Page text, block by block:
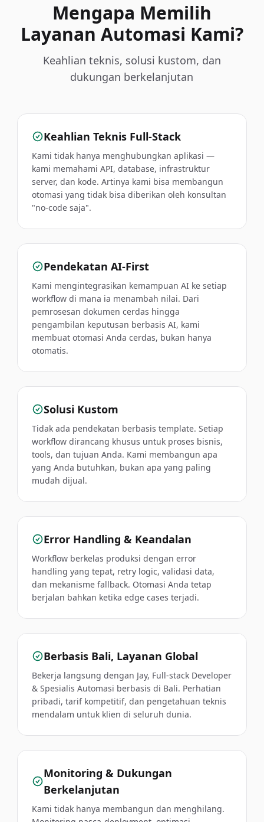
Mengapa Memilih
Layanan Automasi Kami?
Keahlian teknis, solusi kustom, dan
dukungan berkelanjutan
Keahlian Teknis Full-Stack
Kami tidak hanya menghubungkan aplikasi —
kami memahami API, database, infrastruktur
server, dan kode. Artinya kami bisa membangun
otomasi yang tidak bisa diberikan oleh konsultan
"no-code saja".
Pendekatan AI-First
Kami mengintegrasikan kemampuan AI ke setiap
workflow di mana ia menambah nilai. Dari
pemrosesan dokumen cerdas hingga
pengambilan keputusan berbasis AI, kami
membuat otomasi Anda cerdas, bukan hanya
otomatis.
Solusi Kustom
Tidak ada pendekatan berbasis template. Setiap
workflow dirancang khusus untuk proses bisnis,
tools, dan tujuan Anda. Kami membangun apa
yang Anda butuhkan, bukan apa yang paling
mudah dijual.
Error Handling & Keandalan
Workflow berkelas produksi dengan error
handling yang tepat, retry logic, validasi data,
dan mekanisme fallback. Otomasi Anda tetap
berjalan bahkan ketika edge cases terjadi.
Berbasis Bali, Layanan Global
Bekerja langsung dengan Jay, Full-stack Developer
& Spesialis Automasi berbasis di Bali. Perhatian
pribadi, tarif kompetitif, dan pengetahuan teknis
mendalam untuk klien di seluruh dunia.
Monitoring & Dukungan
Berkelanjutan
Kami tidak hanya membangun dan menghilang.